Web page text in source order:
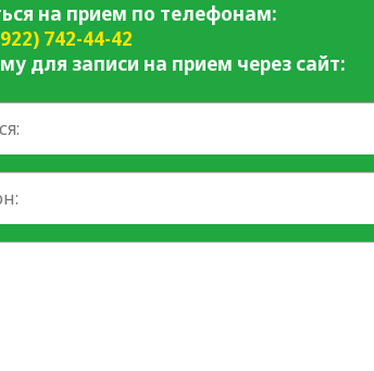
на прием по телефонам:
742-44-42
для записи на прием через сайт: